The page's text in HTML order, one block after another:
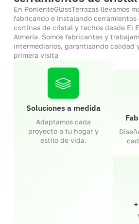
En PonienteGlassTerrazas llevamos
fabricando e instalando cerramientos
cortinas de cristal y techos desde El
Almería. Somos fabricantes y
intermediarios, garantizando calidad
primera visita
Soluciones a medida
Adaptamos cada
proyecto a tu hogar y
estilo de vida.